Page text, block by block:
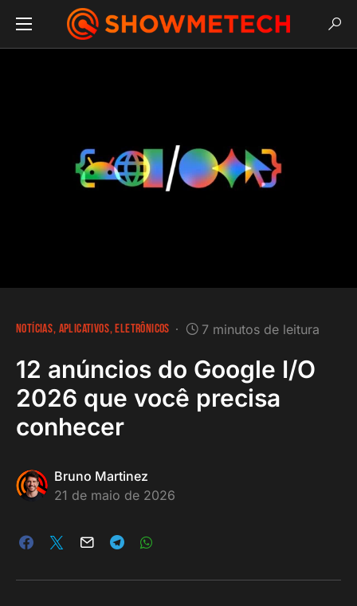
NOTÍCIAS APLICATIVOS ELETRÔNICOS 7 minutos de leitura
12 anúncios do Google I/O
2026 que você precisa
conhecer
Bruno Martinez
21 de maio de 2026